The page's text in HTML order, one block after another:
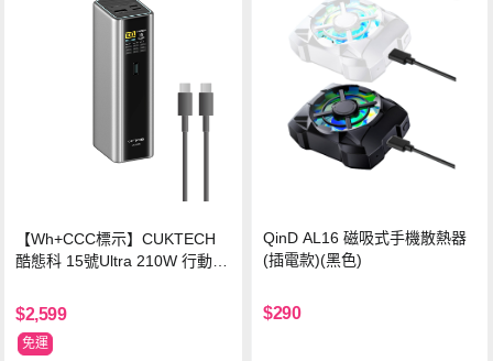
【Wh+CCC標示】CUKTECH
酷態科 15號Ultra 210W 行動電
$2,599
免運
QinD AL16 磁吸式手機散熱器
(插電款)(黑色)
$290